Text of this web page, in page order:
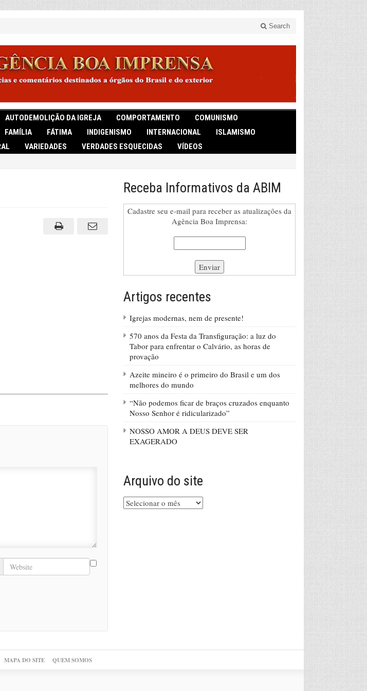
Search
AUTODEMOLIÇÃO DA IGREJA COMPORTAMENTO
COMUNISMO
FAMÍLIA FÁTIMA INDIGENISMO INTERNACIONAL
ISLAMISMO
VARIEDADES VERDADES ESQUECIDAS VÍDEOS
Receba Informativos da ABIM
Cadastre seu e-mail para receber as atualizações da
Agência Boa Imprensa:
Artigos recentes
Igrejas modernas, nem de presente!
570 anos da Festa da Transfiguração: a luz do
Tabor para enfrentar o Calvário, as horas de
provação
Azeite mineiro é o primeiro do Brasil e um dos
melhores do mundo
“Não podemos ficar de braços cruzados enquanto
Nosso Senhor é ridicularizado”
NOSSO AMOR A DEUS DEVE SER
EXAGERADO
Arquivo do site
Arquivo
do
MAPA DO SITE QUEM SOMOS